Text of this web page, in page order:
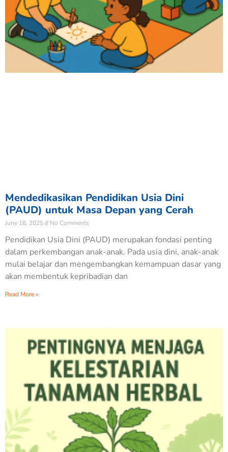
Mendedikasikan Pendidikan Usia Dini
(PAUD) untuk Masa Depan yang Cerah
June 18, 2025 No Comments
Pendidikan Usia Dini (PAUD) merupakan fondasi penting
dalam perkembangan anak-anak. Pada usia dini, anak-anak
mulai belajar dan mengembangkan kemampuan dasar yang
akan membentuk kepribadian dan
Read More »